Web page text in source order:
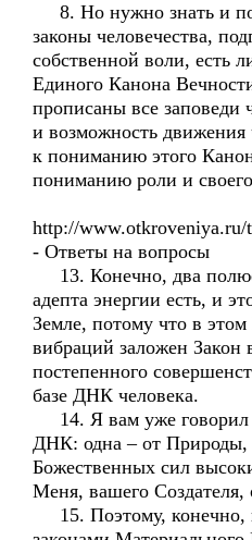
8. Но нужно знать и
законы человечества,
собственной воли, есть
Единого Канона
прописаны все заповеди
и возможность движения
к пониманию этого
пониманию роли и
http://
- Ответы на вопросы
13. Конечно, два
адепта энергии есть, и
Земле, потому что в
вибраций заложен Закон
постепенного
базе ДНК человека.
14. Я вам уже говорил
ДНК: одна – от Природы,
Божественных сил
Меня, вашего
15. Поэтому, конечно,